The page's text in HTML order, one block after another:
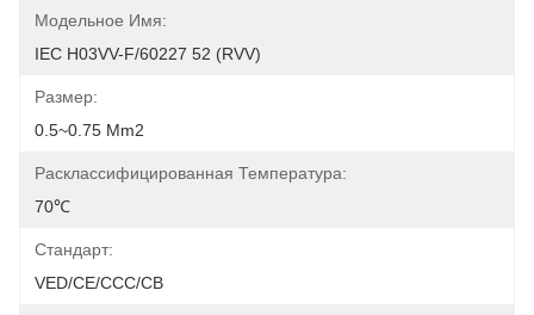
Модельное Имя:
IEC H03VV-F/60227 52 (RVV)
Размер:
0.5~0.75 Mm2
Расклассифицированная Температура:
70℃
Стандарт:
VED/CE/CCC/CB